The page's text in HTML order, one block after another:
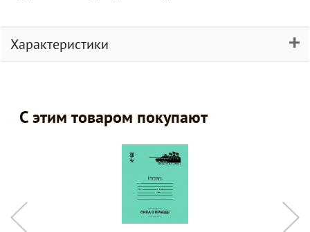
Характеристики
С этим товаром покупают